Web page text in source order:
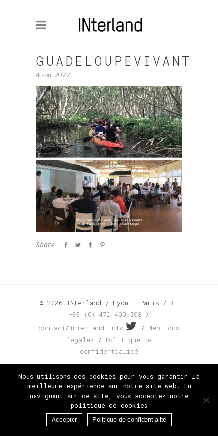
GUADELOUPEVIVANT
4 août 2022
Share
© 2026 INterland / Lyon – Paris / T.
+33 (0) 472 400 508 /
contact@interland.info
/ Mentions
légales / Politique de
confidentialité
Nous utilisons des cookies pour vous garantir la
meilleure expérience sur notre site web. En
naviguant sur ce site, vous acceptez notre
politique de cookies
Accepter Politique de confidentialité